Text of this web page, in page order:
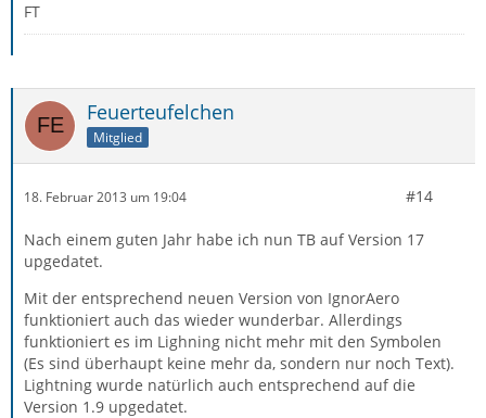
FT
Feuerteufelchen
Mitglied
18. Februar 2013 um 19:04 #14
Nach einem guten Jahr habe ich nun TB auf Version 17
upgedatet.
Mit der entsprechend neuen Version von IgnorAero
funktioniert auch das wieder wunderbar. Allerdings
funktioniert es im Lighning nicht mehr mit den Symbolen
(Es sind überhaupt keine mehr da, sondern nur noch Text).
Lightning wurde natürlich auch entsprechend auf die
Version 1.9 upgedatet.